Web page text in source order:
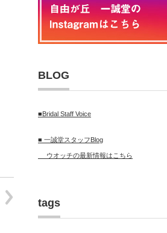
BLOG
■Bridal Staff Voice
■ 一誠堂スタッフBlog
ウオッチの最新情報はこちら
tags